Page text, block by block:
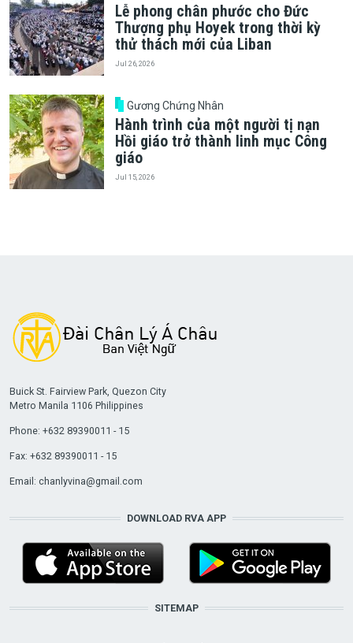
Lễ phong chân phước cho Đức
Thượng phụ Hoyek trong thời kỳ
thử thách mới của Liban
Jul 26, 2026
Gương Chứng Nhân
Hành trình của một người tị nạn
Hồi giáo trở thành linh mục Công
giáo
Jul 15, 2026
Buick St. Fairview Park, Quezon City
Metro Manila 1106 Philippines
Phone: +632 89390011 - 15
Fax: +632 89390011 - 15
Email: chanlyvina@gmail.com
DOWNLOAD RVA APP
SITEMAP